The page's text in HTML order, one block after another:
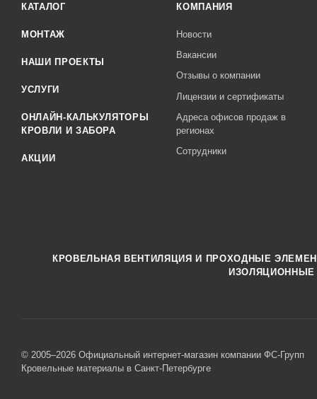
КАТАЛОГ
МОНТАЖ
НАШИ ПРОЕКТЫ
УСЛУГИ
ОНЛАЙН-КАЛЬКУЛЯТОРЫ
КРОВЛИ И ЗАБОРА
АКЦИИ
КОМПАНИЯ
Новости
Вакансии
Отзывы о компании
Лицензии и сертификаты
Адреса офисов продаж в
регионах
Сотрудники
КРОВЕЛЬНАЯ ВЕНТИЛЯЦИЯ И ПРОХОДНЫЕ
ИЗОЛЯЦИОННЫЕ
© 2005–2026 Официальный интернет-магазин компании ФС-Групп
Кровельные материалы в Санкт-Петербурге